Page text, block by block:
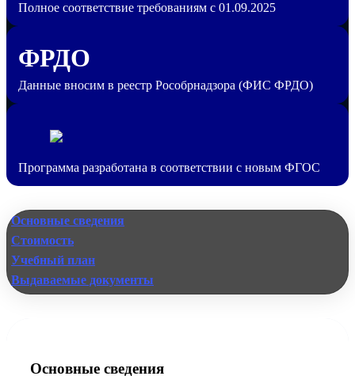
Полное соответствие требованиям с 01.09.2025
ФРДО
Данные вносим в реестр Рособрнадзора (ФИС ФРДО)
Программа разработана в соответствии с новым ФГОС
Основные сведения
Стоимость
Учебный план
Выдаваемые документы
Основные сведения